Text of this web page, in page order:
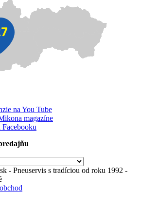
- Pneuservis s tradíciou od roku 1992 -